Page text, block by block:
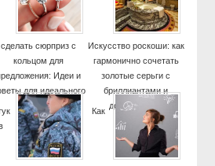
сделать сюрприз с
кольцом для
Идеи и
для идеального
момента
Искусство роскоши: как
гармонично сочетать
золотые серьги с
бриллиантами и
дорогие часы
Как